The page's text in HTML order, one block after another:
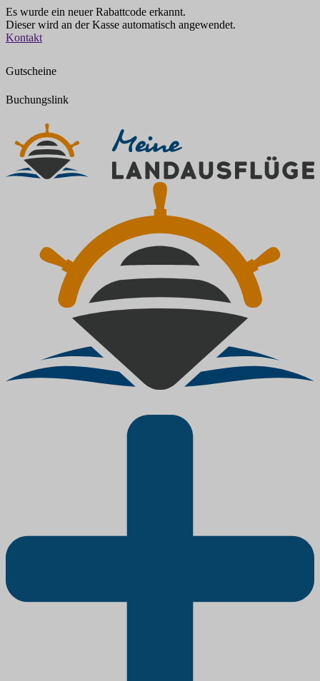
Es wurde ein neuer Rabattcode erkannt.
Dieser wird an der Kasse automatisch angewendet.
Zum
Kontakt
Gutscheine
Buchungslink